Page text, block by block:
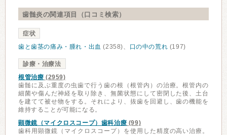
歯髄炎の関連項目（口コミ検索）
症状
歯と歯茎の痛み・腫れ・出血 (2358)、 口の中の荒れ (197)
診療・治療法
根管治療 (2959)
歯髄に及ぶ重度の虫歯で行う歯の根（根管内）の治療。根管内の
細菌や傷んだ神経を取り除き、無菌状態にして密閉した後、土台
を建てて被せ物をする。それにより、抜歯を回避し、歯の機能を
維持することが可能になる。
顕微鏡（マイクロスコープ）歯科治療 (99)
歯科用顕微鏡（マイクロスコープ）を使用した精度の高い治療。